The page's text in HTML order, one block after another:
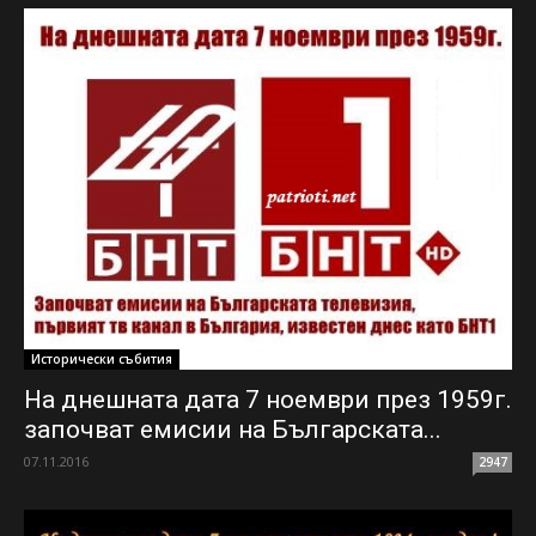
Исторически събития
На днешната дата 7 ноември през 1959г.
започват емисии на Българската...
07.11.2016 2947